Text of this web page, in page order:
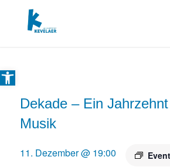
Open toolbar
Dekade – Ein
Musik
11. Dezember @ 19:00